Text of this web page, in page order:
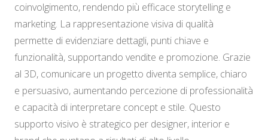
coinvolgimento, rendendo più efficace storytelling e
marketing. La rappresentazione visiva di qualità
permette di evidenziare dettagli, punti chiave e
funzionalità, supportando vendite e promozione. Grazie
al 3D, comunicare un progetto diventa semplice, chiaro
e persuasivo, aumentando percezione di professionalità
e capacità di interpretare concept e stile. Questo
supporto visivo è strategico per designer, interior e